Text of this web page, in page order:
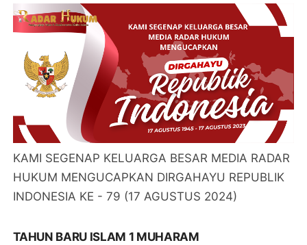
KAMI SEGENAP KELUARGA BESAR MEDIA RADAR
HUKUM MENGUCAPKAN DIRGAHAYU REPUBLIK
INDONESIA KE - 79 (17 AGUSTUS 2024)
TAHUN BARU ISLAM 1 MUHARAM